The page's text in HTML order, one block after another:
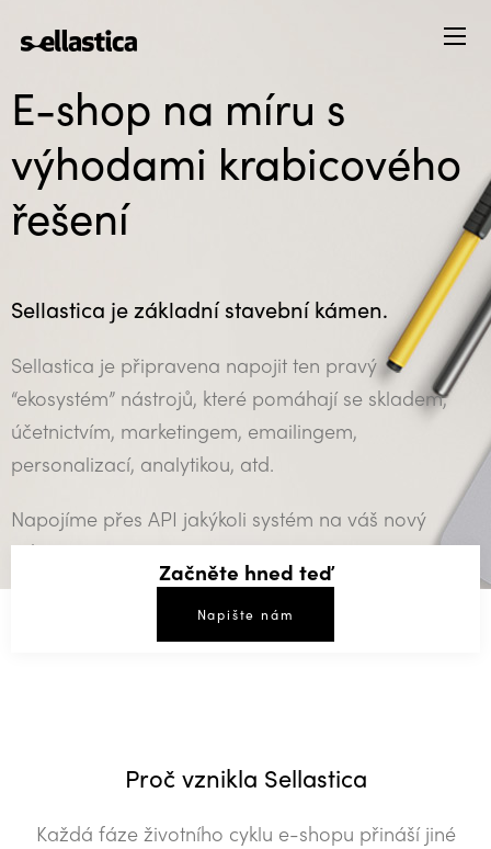
E-shop na míru s
výhodami krabicového
řešení
Sellastica je základní stavební kámen.
Sellastica je připravena napojit ten pravý
“ekosystém” nástrojů, které pomáhají se skladem,
účetnictvím, marketingem, emailingem,
personalizací, analytikou, atd.
Napojíme přes API jakýkoli systém na váš nový
eshop.
Začněte hned teď
Napište nám
Proč vznikla Sellastica
Každá fáze životního cyklu e-shopu přináší jiné